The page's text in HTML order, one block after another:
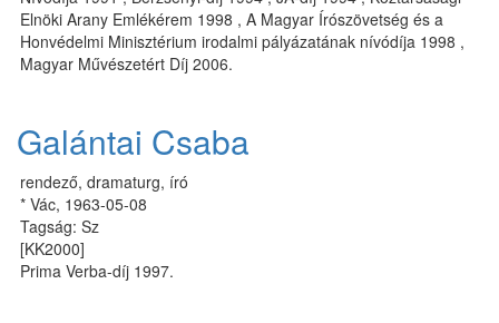
Elnöki Arany Emlékérem 1998 , A Magyar Írószövetség és a
Honvédelmi Minisztérium irodalmi pályázatának nívódíja 1998 ,
Magyar Művészetért Díj 2006.
Galántai Csaba
rendező, dramaturg, író
* Vác, 1963-05-08
Tagság: Sz
[KK2000]
Prima Verba-díj 1997.